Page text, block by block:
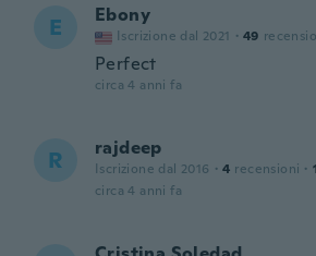
E Ebony
Iscrizione dal 2021 · 49
Perfect
circa 4 anni fa
R rajdeep
Iscrizione dal 2016 · 4 recensioni ·
circa 4 anni fa